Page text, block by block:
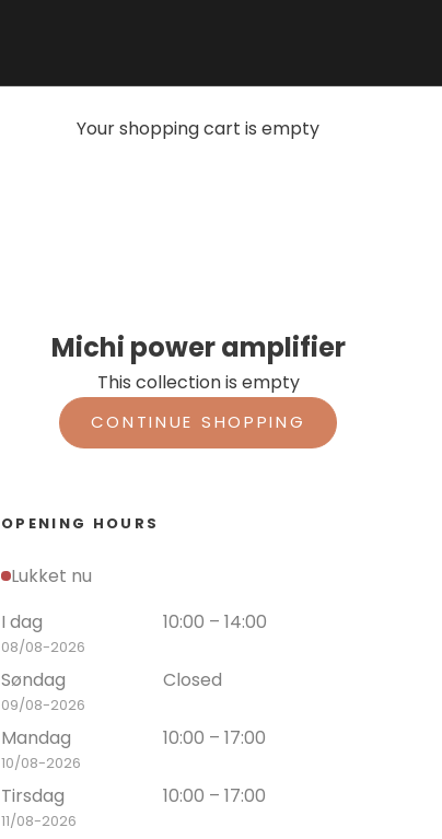
Your shopping cart is empty
Michi power amplifier
This collection is empty
CONTINUE SHOPPING
OPENING HOURS
Lukket nu
I dag
08/08-2026
10:00 – 14:00
Søndag
09/08-2026
Closed
Mandag
10/08-2026
10:00 – 17:00
Tirsdag
11/08-2026
10:00 – 17:00